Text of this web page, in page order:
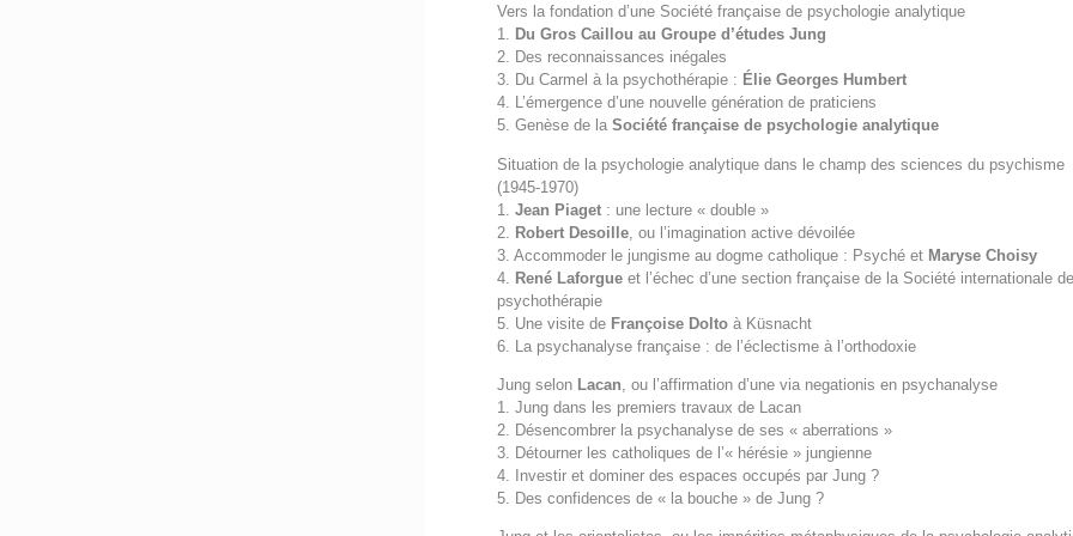
Vers la fondation d’une Société française de psychologie analytique
1. Du Gros Caillou au Groupe d’études Jung
2. Des reconnaissances inégales
3. Du Carmel à la psychothérapie : Élie Georges Humbert
4. L’émergence d’une nouvelle génération de praticiens
5. Genèse de laSociété française de psychologie analytique
Situation de la psychologie analytique dans le champ des sciences du psychisme
(1945‑1970)
1.Jean Piaget : une lecture « double »
2. Robert Desoille , ou l’imagination active dévoilée
3. Accommoder le jungisme au dogme catholique : Psyché et Maryse Choisy
4. René Laforgue et l’échec d’une section française de la Société internationale
psychothérapie
5. Une visite de Françoise Dolto à Küsnacht
6. La psychanalyse française : de l’éclectisme à l’orthodoxie
Jung selon Lacan, ou l’affirmation d’une via negationis en psychanalyse
1. Jung dans les premiers travaux de Lacan
2. Désencombrer la psychanalyse de ses « aberrations »
3. Détourner les catholiques de l’« hérésie » jungienne
4. Investir et dominer des espaces occupés par Jung ?
5. Des confidences de « la bouche » de Jung ?